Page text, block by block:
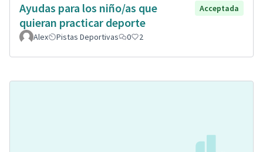
Ayudas para los niño/as que
quieran practicar deporte
Acceptada
Alex Pistas Deportivas 0 2